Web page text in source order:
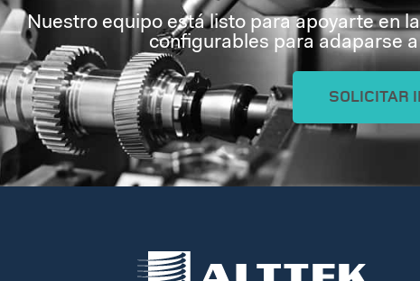
Nuestro equipo está listo para apoyarte en
configurables para adaparse
SOLICITAR